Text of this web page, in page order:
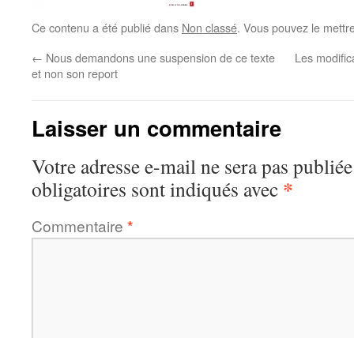
Ce contenu a été publié dans Non classé. Vous pouvez le
← Nous demandons une suspension de ce texte
et non son report
Les
Laisser un commentaire
Votre adresse e-mail ne sera pas
obligatoires sont indiqués avec *
Commentaire *